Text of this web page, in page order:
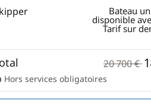
Bateau
disponible
Tarif sur
20 700 €
Hors services obligatoires